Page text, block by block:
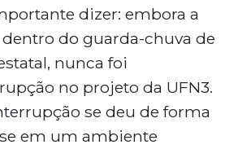
dizer: embora a
do guarda-chuva de
nunca foi
no projeto da UFN3.
se deu de forma
em um ambiente